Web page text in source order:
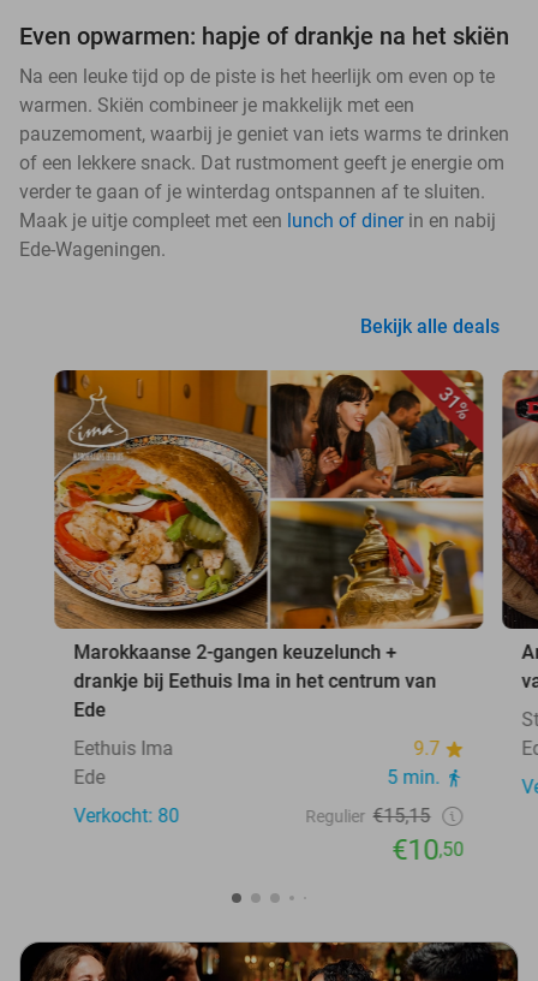
Even opwarmen: hapje of drankje na het skiën
Na een leuke tijd op de piste is het heerlijk om even op te
warmen. Skiën combineer je makkelijk met een
pauzemoment, waarbij je geniet van iets warms te drinken
of een lekkere snack. Dat rustmoment geeft je energie om
verder te gaan of je winterdag ontspannen af te sluiten.
Maak je uitje compleet met een lunch of dinerin en nabij
Ede-Wageningen.
Bekijk alle deals
31%
Marokkaanse 2-gangen keuzelunch +
drankje bij Eethuis Ima in het centrum van
Ede
Eethuis Ima
9.7
Ede
5 min.
Verkocht: 80
Regulier €15,15
€10,50